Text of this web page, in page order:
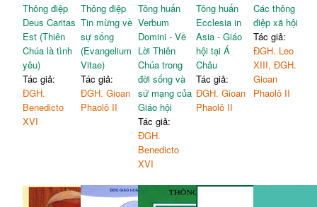
Thông điệp
Deus Caritas
Est (Thiên
Chúa là tình
yêu)
Tác giả:
ĐGH.
Benedicto
XVI
Thông điệp
Tin mừng về
sự sống
(Evangelium
Vitae)
Tác giả:
ĐGH. Gioan
Phaolô II
Tông huấn
Verbum
Domini - Về
Lời Thiên
Chúa trong
đời sống và
sứ mạng của
Giáo hội
Tác giả:
ĐGH.
Benedicto
XVI
Tông huấn
Ecclesia in
Asia - Giáo
hội tại Á
Châu
Tác giả:
ĐGH. Gioan
Phaolô II
Các thông
điệp xã hội
Tác giả:
ĐGH. Leo
XIII, ĐGH.
Gioan
Phaolô II